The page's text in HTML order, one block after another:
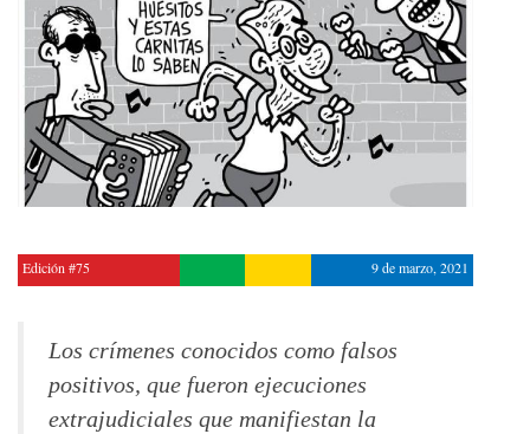
Edición #75 9 de marzo, 2021
Los crímenes conocidos como falsos
positivos, que fueron ejecuciones
extrajudiciales que manifiestan la